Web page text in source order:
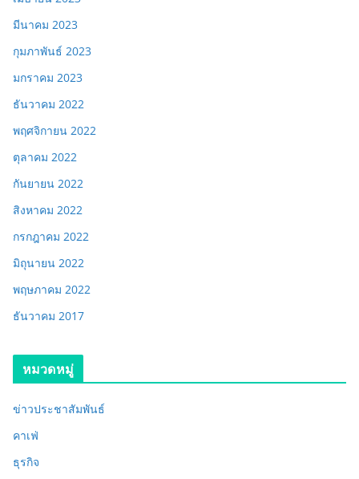
มีนาคม 2023
กุมภาพันธ์ 2023
มกราคม 2023
ธันวาคม 2022
พฤศจิกายน 2022
ตุลาคม 2022
กันยายน 2022
สิงหาคม 2022
กรกฎาคม 2022
มิถุนายน 2022
พฤษภาคม 2022
ธันวาคม 2017
หมวดหมู่
ข่าวประชาสัมพันธ์
คาเฟ่
ธุรกิจ